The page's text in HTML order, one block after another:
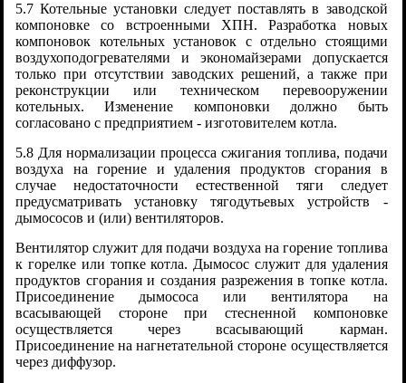
5.7 Котельные установки следует поставлять в заводской
компоновке со встроенными ХПН. Разработка новых
компоновок котельных установок с отдельно стоящими
воздухоподогревателями и экономайзерами допускается
только при отсутствии заводских решений, а также при
реконструкции или техническом перевооружении
котельных. Изменение компоновки должно быть
согласовано с предприятием - изготовителем котла.
5.8 Для нормализации процесса сжигания топлива, подачи
воздуха на горение и удаления продуктов сгорания в
случае недостаточности естественной тяги следует
предусматривать установку тягодутьевых устройств -
дымососов и (или) вентиляторов.
Вентилятор служит для подачи воздуха на горение топлива
к горелке или топке котла. Дымосос служит для удаления
продуктов сгорания и создания разрежения в топке котла.
Присоединение дымососа или вентилятора на
всасывающей стороне при стесненной компоновке
осуществляется через всасывающий карман.
Присоединение на нагнетательной стороне осуществляется
через диффузор.